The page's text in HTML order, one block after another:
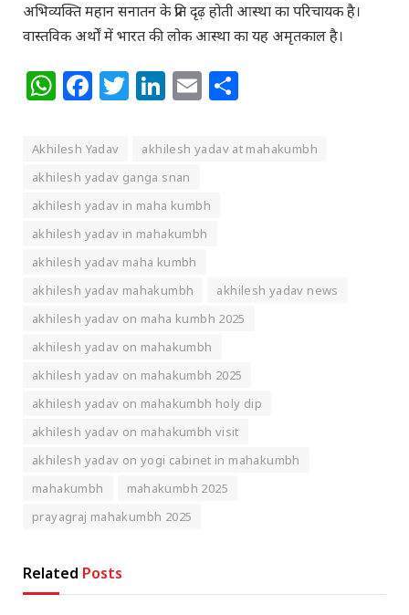
अभिव्यक्ति महान सनातन के प्रति दृढ़ होती आस्था का परिचायक है।
वास्तविक अर्थों में भारत की लोक आस्था का यह अमृतकाल है।
WhatsApp
Facebook
Twitter
LinkedIn
Email
Akhilesh Yadav
akhilesh yadav at mahakumbh
akhilesh yadav ganga snan
akhilesh yadav in maha kumbh
akhilesh yadav in mahakumbh
akhilesh yadav maha kumbh
akhilesh yadav mahakumbh
akhilesh yadav news
akhilesh yadav on maha kumbh 2025
akhilesh yadav on mahakumbh
akhilesh yadav on mahakumbh 2025
akhilesh yadav on mahakumbh holy dip
akhilesh yadav on mahakumbh visit
akhilesh yadav on yogi cabinet in mahakumbh
mahakumbh
mahakumbh 2025
prayagraj mahakumbh 2025
Related Posts